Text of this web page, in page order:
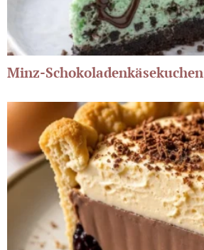
Minz-Schokoladenkäsekuchen